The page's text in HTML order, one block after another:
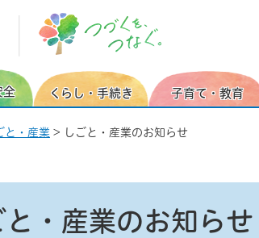
を、つなぐ。
全 くらし・手続き 子育て・教育
と・産業 > しごと・産業のお知らせ
と・産業のお知らせ